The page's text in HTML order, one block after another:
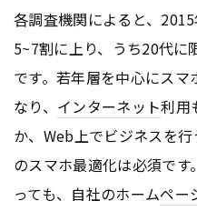
各調査機関によると、
5~7割に上り、うち20代に
です。若年層を中心にス
なり、 インターネット利用
か、Web上でビジネスを
のスマホ最適化は必須で
っても、自社のホームペー